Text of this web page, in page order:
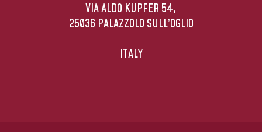
VIA ALDO KUPFER 54,
25036 PALAZZOLO SULL’OGLIO
ITALY